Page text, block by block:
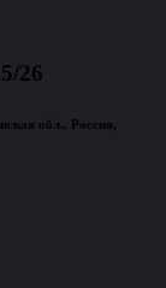
26
обл., Россия,